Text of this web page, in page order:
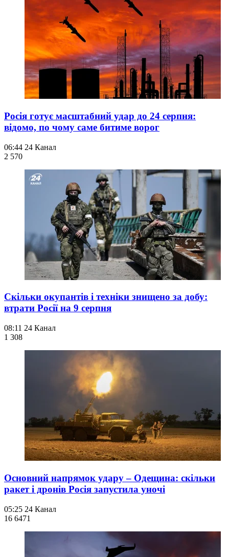
Росія готує масштабний удар до 24 серпня:
відомо, по чому саме битиме ворог
06:44 24 Канал
2 570
Скільки окупантів і техніки знищено за добу:
втрати Росії на 9 серпня
08:11 24 Канал
1 308
Основний напрямок удару – Одещина: скільки
ракет і дронів Росія запустила уночі
05:25 24 Канал
16 6471